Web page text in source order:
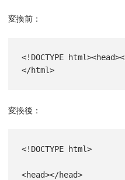
変換前：
<!DOCTYPE
</html>
変換後：
<!DOCTYPE html>
<head></head>